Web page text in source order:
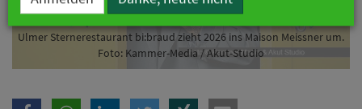
Ulmer Sternerestaurant bi:braud zieht 2026 ins Maison Meissner um.
Foto: Kammer-Media / Akut-Studio
Anmelden Danke, heute nicht